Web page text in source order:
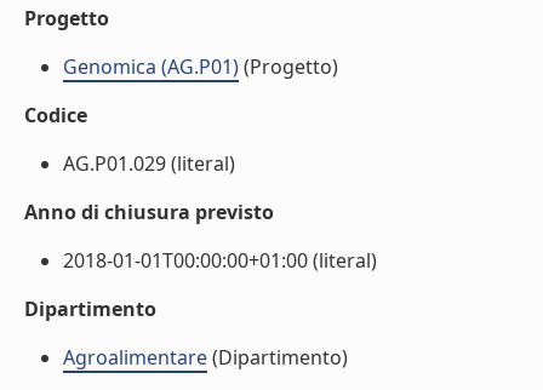
Progetto
Genomica (AG.P01)(Progetto)
Codice
AG.P01.029 (literal)
Anno di chiusura previsto
2018-01-01T00:00:00+01:00 (literal)
Dipartimento
Agroalimentare(Dipartimento)